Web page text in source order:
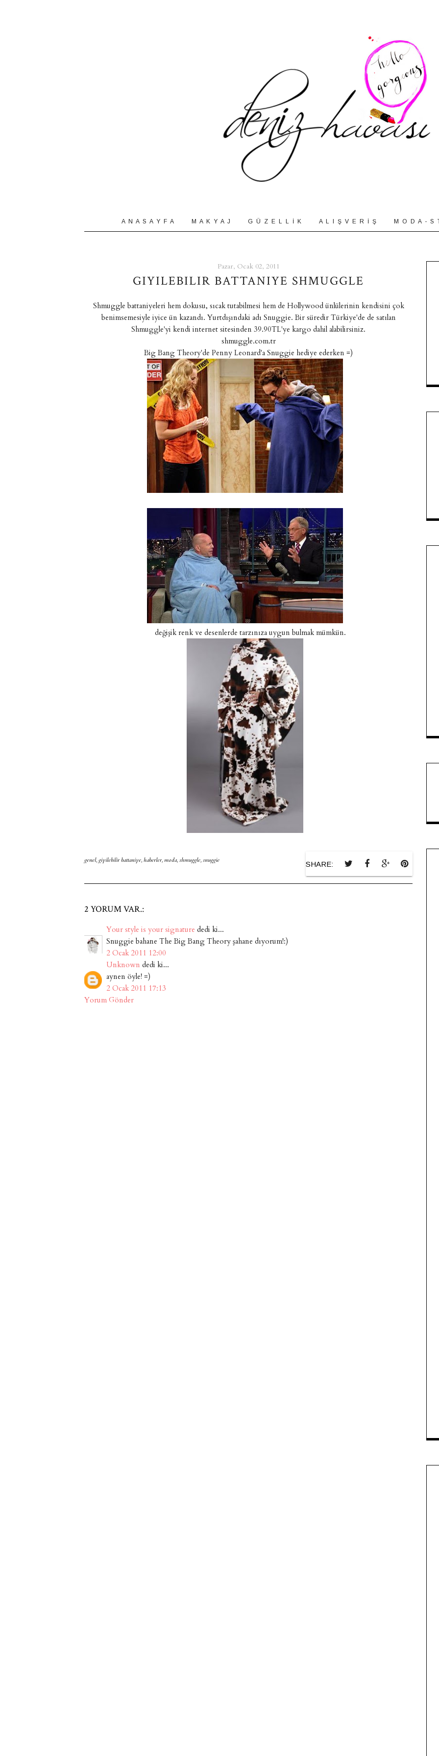
A N A S A Y F A M A K Y A J G Ü Z E L L İ K A L I Ş V E R İ Ş M O D A - S
Pazar, Ocak 02, 2011
GIYILEBILIR BATTANIYE SHMUGGLE
Shmuggle battaniyeleri hem dokusu, sıcak tutabilmesi hem de Hollywood ünlülerinin kendisini çok
benimsemesiyle iyice ün kazandı. Yurtdışındaki adı Snuggie. Bir süredir Türkiye'de de satılan
Shmuggle'yi kendi internet sitesinden 39.90TL'ye kargo dahil alabilirsiniz.
shmuggle.com.tr
Big Bang Theory'de Penny Leonard'a Snuggie hediye ederken =)
değişik renk ve desenlerde tarzınıza uygun bulmak mümkün.
genel,giyilebilir battaniye,haberler, moda,shmuggle,snuggie SHARE:
2 YORUM VAR.:
Your style is your signature dedi ki...
Snuggie bahane The Big Bang Theory şahane dıyorum!:)
2 Ocak 2011 12:00
Unknown dedi ki...
aynen öyle! =)
2 Ocak 2011 17:13
Yorum Gönder